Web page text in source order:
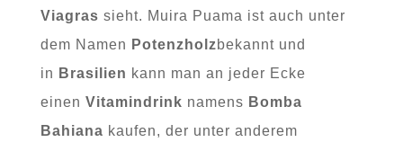
Viagras sieht. Muira Puama ist auch unter
dem Namen Potenzholzbekannt und
in Brasilien kann man an jeder Ecke
einen Vitamindrink namens Bomba
Bahiana kaufen, der unter anderem